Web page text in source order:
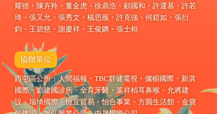
耀德・陳卉羚・董金虎・徐鼎浩・顧國和・許運基・許若
琦・張又允・張秀文・楊思薇・許克強・何鎧如・張衍
鈞・王碧慈・謝慶祥・王俊鏘・張士桓
協辦單位
西屯區公所・人間福報・TBC群健電視・儷櫥國際・新淇
國際・劉建國診所・全育牙醫・葉祥楨耳鼻喉・允將建
設・瑞埼國際・恒宜貿易・怡合事業・方圓生活館・金寶